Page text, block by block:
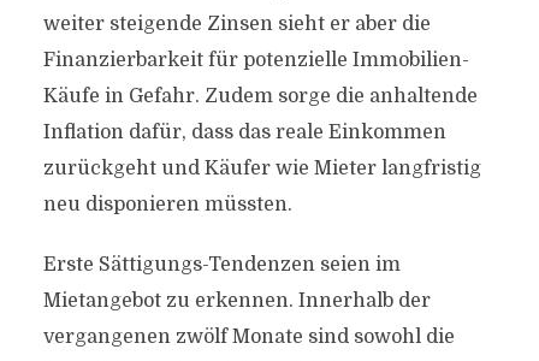
weiter steigende Zinsen sieht er aber die
Finanzierbarkeit für potenzielle Immobilien-
Käufe in Gefahr. Zudem sorge die anhaltende
Inflation dafür, dass das reale Einkommen
zurückgeht und Käufer wie Mieter langfristig
neu disponieren müssten.
Erste Sättigungs-Tendenzen seien im
Mietangebot zu erkennen. Innerhalb der
vergangenen zwölf Monate sind sowohl die